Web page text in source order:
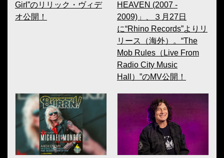
Girl”のリリック・ヴィデ
オ公開！
HEAVEN (2007 -
2009)」、３月27日
に“Rhino Records”よりリ
リース（海外）。“The
Mob Rules（Live From
Radio City Music
Hall）”のMV公開！